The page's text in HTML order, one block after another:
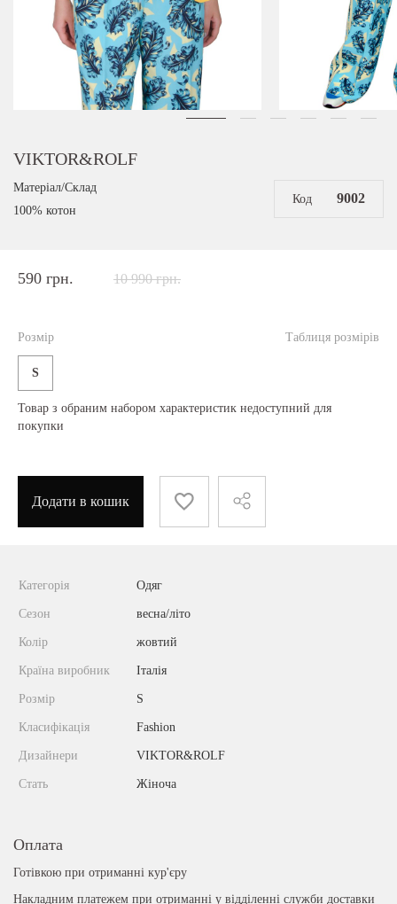
VIKTOR&ROLF
Матеріал/Склад
100% котон
Код 9002
590 грн. 10 990 грн.
Таблиця розмірів
Розмір
S
Товар з обраним набором характеристик недоступний для
покупки
Додати в кошик
Категорія Одяг
Сезон весна/літо
Колір жовтий
Країна виробник Італія
Розмір S
Класифікація Fashion
Дизайнери VIKTOR&ROLF
Стать Жіноча
Оплата
Готівкою при отриманні кур'єру
Накладним платежем при отриманні у відділенні служби доставки